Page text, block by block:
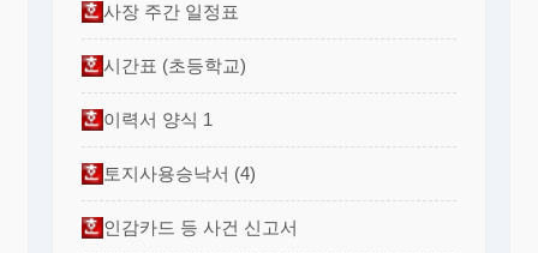
사장 주간 일정표
시간표 (초등학교)
이력서 양식 1
토지사용승낙서 (4)
인감카드 등 사건 신고서